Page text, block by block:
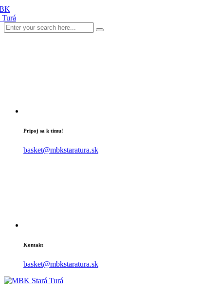
Pripoj sa k tímu!
basket@mbkstaratura.sk
Kontakt
basket@mbkstaratura.sk